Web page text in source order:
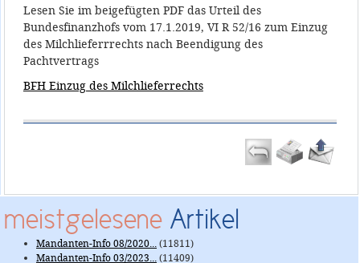
Lesen Sie im beigefügten PDF das Urteil des
Bundesfinanzhofs vom 17.1.2019, VI R 52/16 zum Einzug
des Milchlieferrrechts nach Beendigung des
Pachtvertrags
BFH Einzug des Milchlieferrechts
meistgelesene Artikel
Mandanten-Info 08/2020...(11811)
Mandanten-Info 03/2023...(11409)